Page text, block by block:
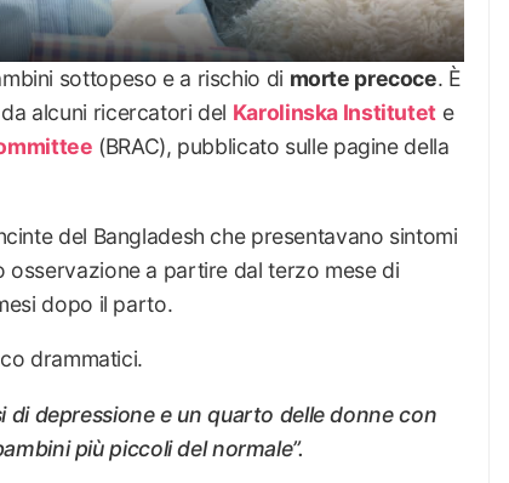
sottopeso e a rischio di morte precoce. È
alcuni ricercatori del Karolinska Institutete
(BRAC), pubblicato sulle pagine della
del Bangladesh che presentavano sintomi
osservazione a partire dal terzo mese di
dopo il parto.
drammatici.
di depressione e un quarto delle donne con
più piccoli del normale”.